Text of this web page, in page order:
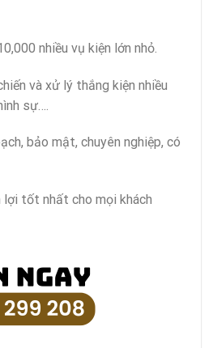
nhiều vụ kiện lớn nhỏ.
và xử lý thắng kiện nhiều
sự….
bảo mật, chuyên nghiệp, có
lợi tốt nhất cho mọi khách